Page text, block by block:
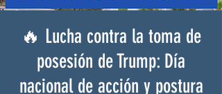
🔥 Lucha contra la toma de
posesión de Trump: Día
nacional de acción y postura